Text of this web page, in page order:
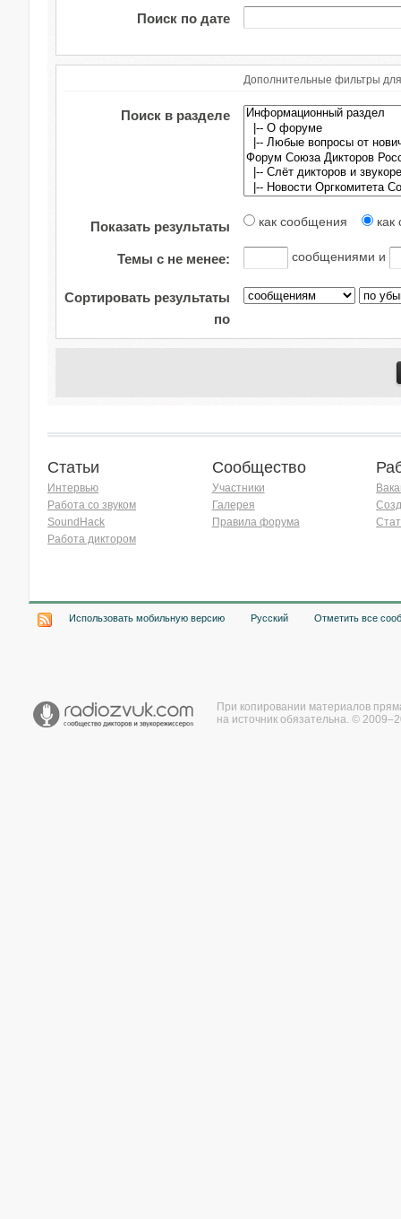
Поиск по дате
Дополнительные фильтры
Поиск в разделе
Показать результаты как сообщения как
Темы с не менее: сообщениями и
Сортировать результаты
по
Статьи
Интервью
Работа со звуком
SoundHack
Работа диктором
Сообщество
Участники
Галерея
Правила форума
Использовать мобильную версию Русский Отметить все
При копировании материалов
на источник обязательна. ©